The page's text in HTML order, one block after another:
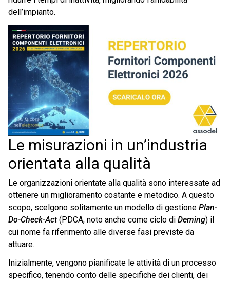
dell’impianto.
Le misurazioni in un’industria
orientata alla qualità
Le organizzazioni orientate alla qualità sono interessate ad
ottenere un miglioramento costante e metodico. A questo
scopo, scelgono solitamente un modello di gestione Plan-
Do-Check-Act(PDCA, noto anche come ciclo di Deming) il
cui nome fa riferimento alle diverse fasi previste da
attuare.
Inizialmente, vengono pianificate le attività di un processo
specifico, tenendo conto delle specifiche dei clienti, dei